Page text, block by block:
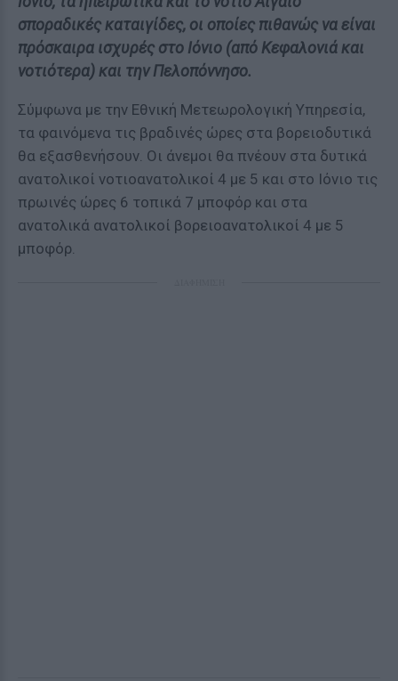
σποραδικές καταιγίδες, οι οποίες πιθανώς να είναι
πρόσκαιρα ισχυρές στο Ιόνιο (από Κεφαλονιά και
νοτιότερα) και την Πελοπόννησο.
Σύμφωνα με την Εθνική Μετεωρολογική Υπηρεσία,
τα φαινόμενα τις βραδινές ώρες στα βορειοδυτικά
θα εξασθενήσουν. Οι άνεμοι θα πνέουν στα δυτικά
ανατολικοί νοτιοανατολικοί 4 με 5 και στο Ιόνιο τις
πρωινές ώρες 6 τοπικά 7 μποφόρ και στα
ανατολικά ανατολικοί βορειοανατολικοί 4 με 5
μποφόρ.